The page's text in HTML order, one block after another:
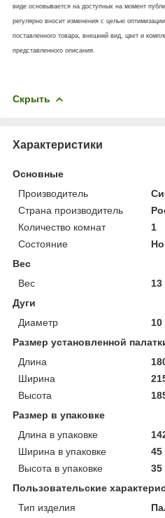
виде основывается на доступных на момент
регулярно вносит изменения с целью
поставленного товара, внешний вид, цвет и
представленного описания.
Скрыть
Характеристики
Основные
Производитель
Страна производитель
Количество комнат
1
Состояние
Вес
Вес
13
Дуги
Диаметр
Размер установленной
Длина
Ширина
Высота
Размер в упаковке
Длина в упаковке
Ширина в упаковке
45
Высота в упаковке
35
Пользовательские
Тип изделия